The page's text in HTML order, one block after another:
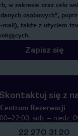
w zakresie oraz celu
osobowych”,
mail), także z użyciem
Zapisz się
Skontaktuj się z
Rezerwacji
sob. – niedz.
22 270 31 20